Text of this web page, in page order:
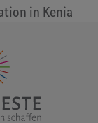
in Kenia